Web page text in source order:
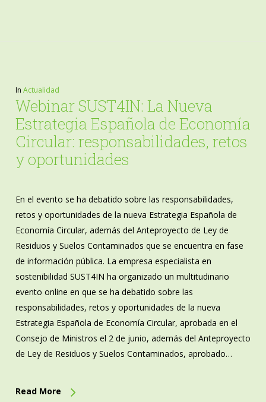
In Actualidad
Webinar SUST4IN: La Nueva
Estrategia Española de Economía
Circular: responsabilidades, retos
y oportunidades
En el evento se ha debatido sobre las responsabilidades,
retos y oportunidades de la nueva Estrategia Española de
Economía Circular, además del Anteproyecto de Ley de
Residuos y Suelos Contaminados que se encuentra en fase
de información pública. La empresa especialista en
sostenibilidad SUST4IN ha organizado un multitudinario
evento online en que se ha debatido sobre las
responsabilidades, retos y oportunidades de la nueva
Estrategia Española de Economía Circular, aprobada en el
Consejo de Ministros el 2 de junio, además del Anteproyecto
de Ley de Residuos y Suelos Contaminados, aprobado…
Read More